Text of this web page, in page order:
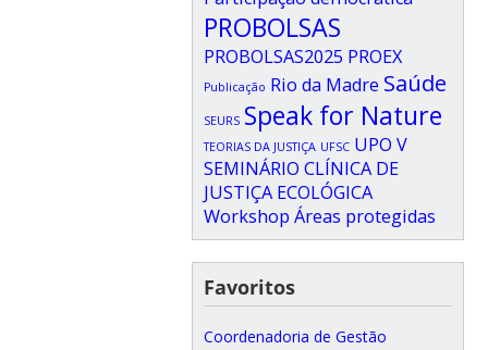
PROBOLSAS
PROBOLSAS2025 PROEX
Publicação Rio da Madre Saúde
SEURS Speak for Nature
TEORIAS DA JUSTIÇA UFSC UPO V
SEMINÁRIO CLÍNICA DE
JUSTIÇA ECOLÓGICA
Workshop Áreas protegidas
Favoritos
Coordenadoria de Gestão